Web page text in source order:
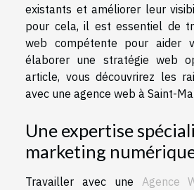
existants et améliorer leur
pour cela, il est essentiel de
web compétente pour aider
élaborer une stratégie web
article, vous découvrirez les
avec une agence web à Saint-
Une expertise
marketing
Travailler avec une Agence